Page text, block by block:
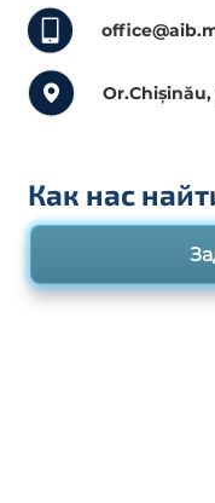
Or.Chișinău,
Как нас